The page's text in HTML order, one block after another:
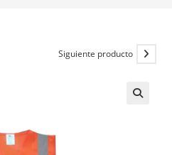
Siguiente producto